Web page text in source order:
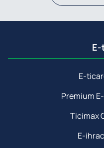
E-
Premium
Ticimax
E-